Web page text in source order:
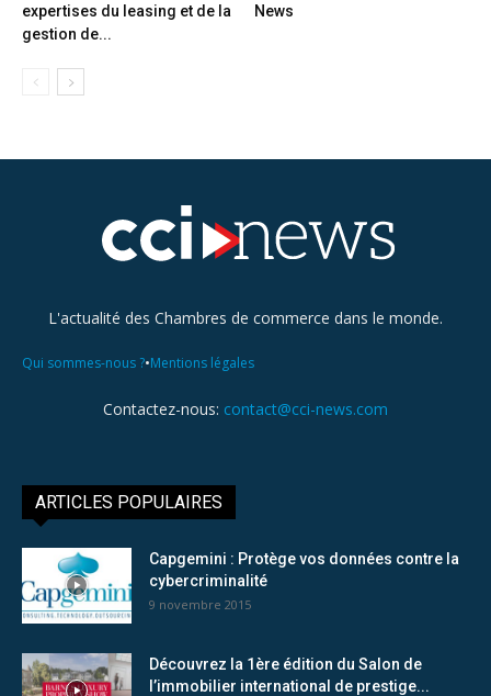
expertises du leasing et de la
gestion de...
News
L'actualité des Chambres de commerce dans le monde.
Qui sommes-nous ?•Mentions légales
Contactez-nous: contact@cci-news.com
ARTICLES POPULAIRES
Capgemini : Protège vos données contre la
cybercriminalité
9 novembre 2015
Découvrez la 1ère édition du Salon de
l’immobilier international de prestige...